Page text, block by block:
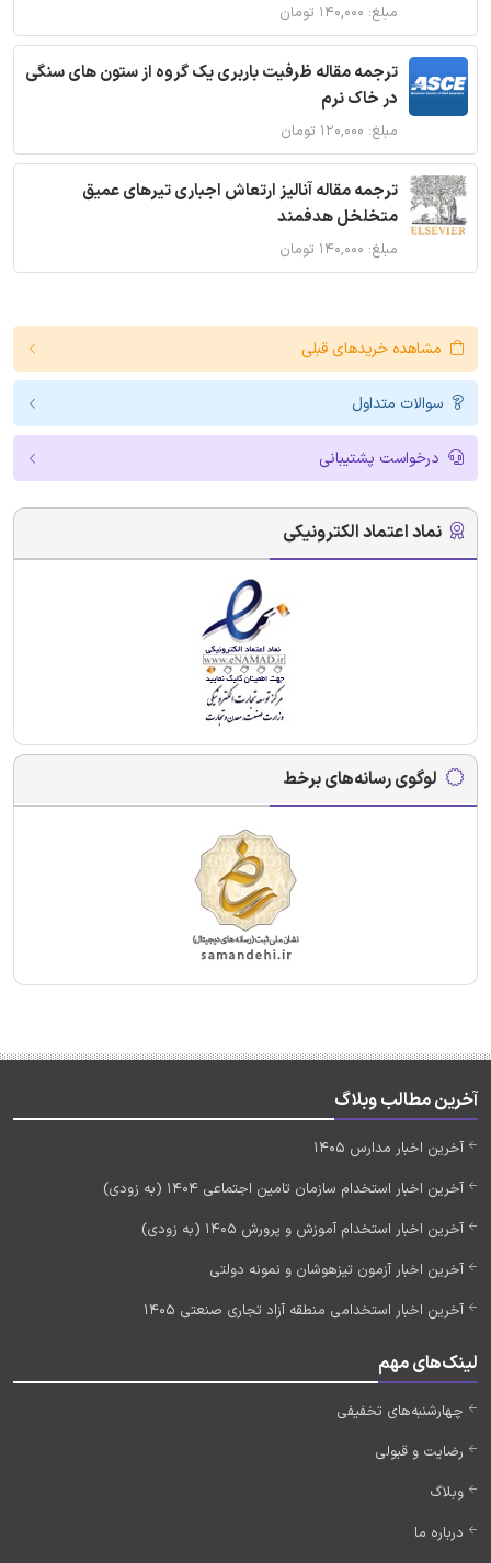
مبلغ: ۱۴۰,۰۰۰ تومان
ترجمه مقاله ظرفیت باربری یک گروه از ستون های سنگی
در خاک نرم
مبلغ: ۱۲۰,۰۰۰ تومان
ترجمه مقاله آنالیز ارتعاش اجباری تیرهای عمیق
متخلخل هدفمند
مبلغ: ۱۴۰,۰۰۰ تومان
مشاهده خریدهای قبلی
سوالات متداول
درخواست پشتیبانی
نماد اعتماد الکترونیکی
لوگوی رسانه‌های برخط
آخرین مطالب وبلاگ
آخرین اخبار مدارس 1405
آخرین اخبار استخدام سازمان تامین اجتماعی 1404 (به زودی)
آخرین اخبار استخدام آموزش و پرورش 1405 (به زودی)
آخرین اخبار آزمون تیزهوشان و نمونه دولتی
آخرین اخبار استخدامی منطقه آزاد تجاری صنعتی 1405
لینک‌های مهم
چهارشنبه‌های تخفیفی
رضایت و قبولی
وبلاگ
درباره ما